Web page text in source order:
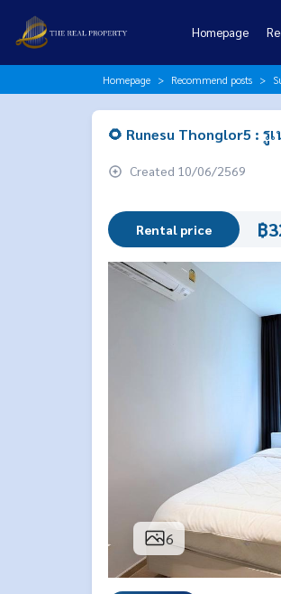
Homepage
Homepage Recommend posts
🌻 Runesu Thonglor5 : รู
Created 10/06/2569
Rental price ฿
6